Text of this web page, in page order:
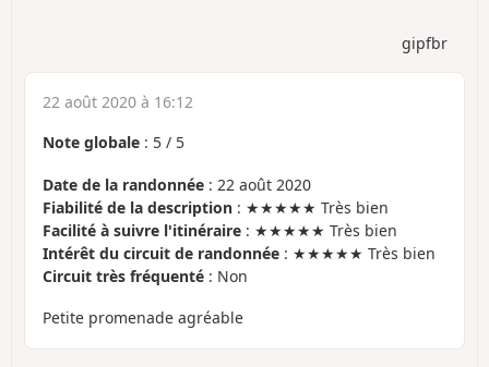
gipfbr
22 août 2020 à 16:12
Note globale : 5 / 5
Date de la randonnée : 22 août 2020
Fiabilité de la description : ★★★★★ Très bien
Facilité à suivre l'itinéraire : ★★★★★ Très bien
Intérêt du circuit de randonnée : ★★★★★ Très bien
Circuit très fréquenté : Non
Petite promenade agréable